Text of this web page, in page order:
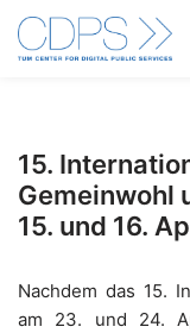
Zum
15.
Gemeinwohl
15. und 16.
Nachdem das 15.
am 23. und 24.